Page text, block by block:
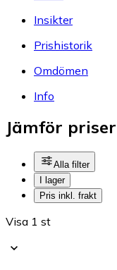
Insikter
Prishistorik
Omdömen
Info
Jämför
Alla filter
I lager
Pris inkl. frakt
Visa 1 st